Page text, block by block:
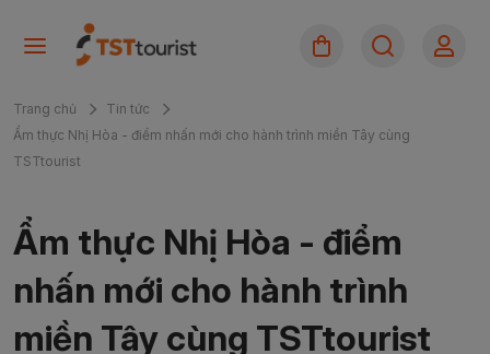
Trang chủ
Tin tức
Ẩm thực Nhị Hòa - điểm nhấn mới cho hành trình miền Tây cùng
TSTtourist
Ẩm thực Nhị Hòa - điểm
nhấn mới cho hành trình
miền Tây cùng TSTtourist